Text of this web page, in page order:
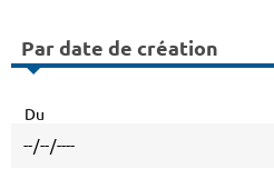
Par date de création
Du